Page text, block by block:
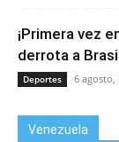
¡Primera vez
derrota a
Deportes 6 agosto,
Venezuela